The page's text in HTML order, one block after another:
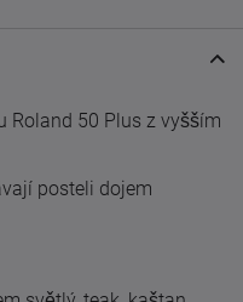
Roland 50 Plus z vyšším
posteli dojem